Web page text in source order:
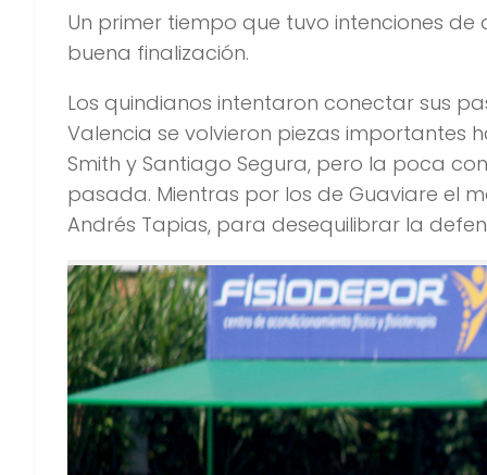
Un primer tiempo que tuvo intenciones
buena finalización.
Los quindianos intentaron conectar sus
Valencia se volvieron piezas importantes
Smith y Santiago Segura, pero la poca
pasada. Mientras por los de Guaviare el
Andrés Tapias, para desequilibrar la